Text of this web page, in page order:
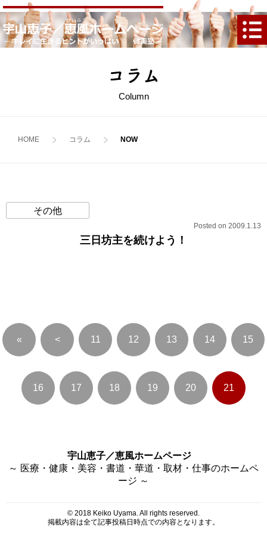
コラム
Column
HOME コラム
その他
Posted on 2009.1.13
三日坊主を続けよう！
« < 11 12 13 14 15
16 17 18 19 20 21
宇山恵子／恵風ホームページ
～ 医療・健康・美容・書道・華道・取材・仕事のホームペ
ージ ～
© 2018 Keiko Uyama. All rights reserved.
掲載内容は全て記事投稿日時点での内容となります。